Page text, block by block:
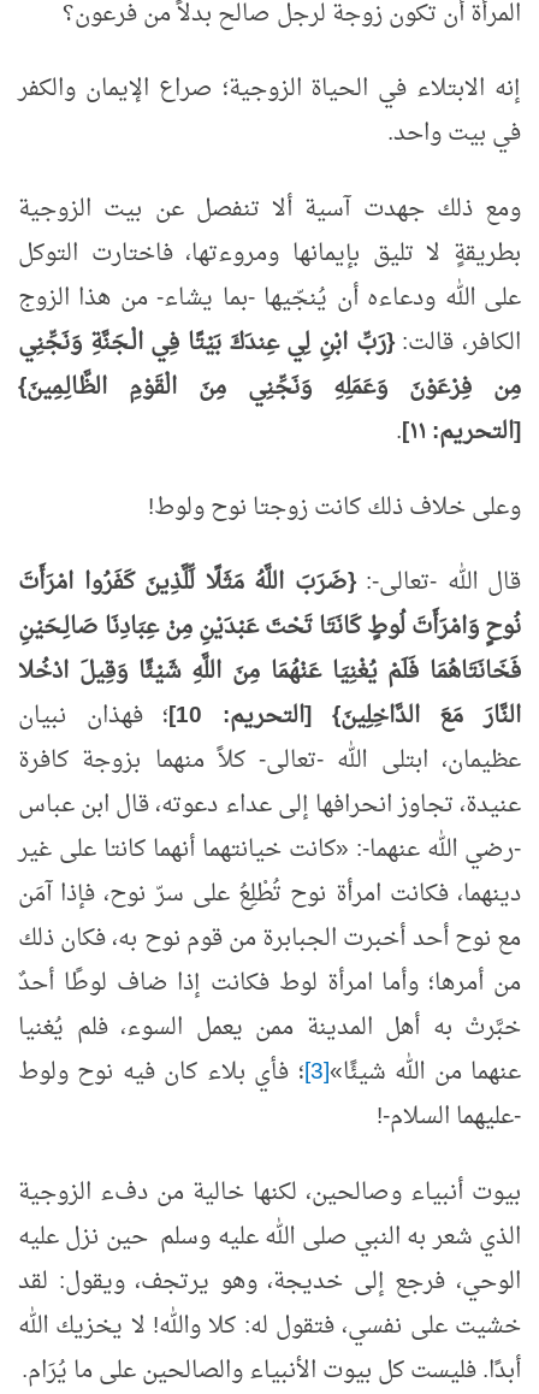
المرأة أن تكون زوجة لرجل صالح بدلاً من فرعون؟
إنه الابتلاء في الحياة الزوجية؛ صراع الإيمان والكفر
في بيت واحد.
ومع ذلك جهدت آسية ألا تنفصل عن بيت الزوجية
بطريقةٍ لا تليق بإيمانها ومروءتها، فاختارت التوكل
على الله ودعاءه أن يُنجّيها -بما يشاء- من هذا الزوج
الكافر، قالت:{رَبِّ ابْنِ لِي عِندَكَ بَيْتًا فِي الْـجَنَّةِ وَنَجِّنِي
مِن فِرْعَوْنَ وَعَمَلِهِ وَنَجِّنِي مِنَ الْقَوْمِ الظَّالِـمِينَ}
[التحريم: ١١]
.
وعلى خلاف ذلك كانت زوجتا نوح ولوط!
قال الله -تعالى-:{ضَرَبَ اللَّهُ مَثَلًا لِّلَّذِينَ كَفَرُوا امْرَأَتَ
نُوحٍ وَامْرَأَتَ لُوطٍ كَانَتَا تَحْتَ عَبْدَيْنِ مِنْ عِبَادِنَا صَالِـحَيْنِ
فَخَانَتَاهُمَا فَلَمْ يُغْنِيَا عَنْهُمَا مِنَ اللَّهِ شَيْئًا وَقِيلَ ادْخُلا
النَّارَ مَعَ الدَّاخِلِينَ} [التحريم: 10] ؛ فهذان نبيان
عظيمان، ابتلى الله -تعالى- كلاً منهما بزوجة كافرة
عنيدة، تجاوز انحرافها إلى عداء دعوته، قال ابن عباس
-رضي الله عنهما-: «كانت خيانتهما أنهما كانتا على غير
دينهما، فكانت امرأة نوح تُطْلِعُ على سرّ نوح، فإذا آمَن
مع نوح أحد أخبرت الجبابرة من قوم نوح به، فكان ذلك
من أمرها؛ وأما امرأة لوط فكانت إذا ضاف لوطًا أحدٌ
خبَّرتْ به أهل المدينة ممن يعمل السوء، فلم يُغنيا
عنهما من الله شيئًا»[3] ؛ فأي بلاء كان فيه نوح ولوط
-عليهما السلام-!
بيوت أنبياء وصالحين، لكنها خالية من دفء الزوجية
الذي شعر به النبي صلى الله عليه وسلم حين نزل عليه
الوحي، فرجع إلى خديجة، وهو يرتجف، ويقول: لقد
خشيت على نفسي، فتقول له: كلا والله! لا يخزيك الله
أبدًا. فليست كل بيوت الأنبياء والصالحين على ما يُرَام.